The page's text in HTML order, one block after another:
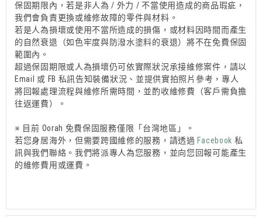
保固期限內，若是非人為 / 外力 / 不當使用造成的商品瑕疵，
我們會負責更換或維修故障的零件與材料。
若是人為損壞或使用不當所造成的損傷，或材料因時間而產生
的自然衰退（如色牢度與防潑水塗料的衰退）將不在免費保固
範圍內。
超過保固期限或人為損壞仍可依實際狀況承接維修案件，請以
Email 或 FB 私訊告知裝備狀況、並提供實拍照片參考，專人
將回報處理流程與維修所需時間，並酌收維修費（客戶需負擔
往返運費）。
※ 目前 Oorah 免費保固服務僅限「台灣地區」。
若您身居海外，但需要跨國維修的服務，請透過 Facebook 私
訊與我們聯絡。我們將派專人為您服務，並向您回報可能產生
的維修費用或運費。